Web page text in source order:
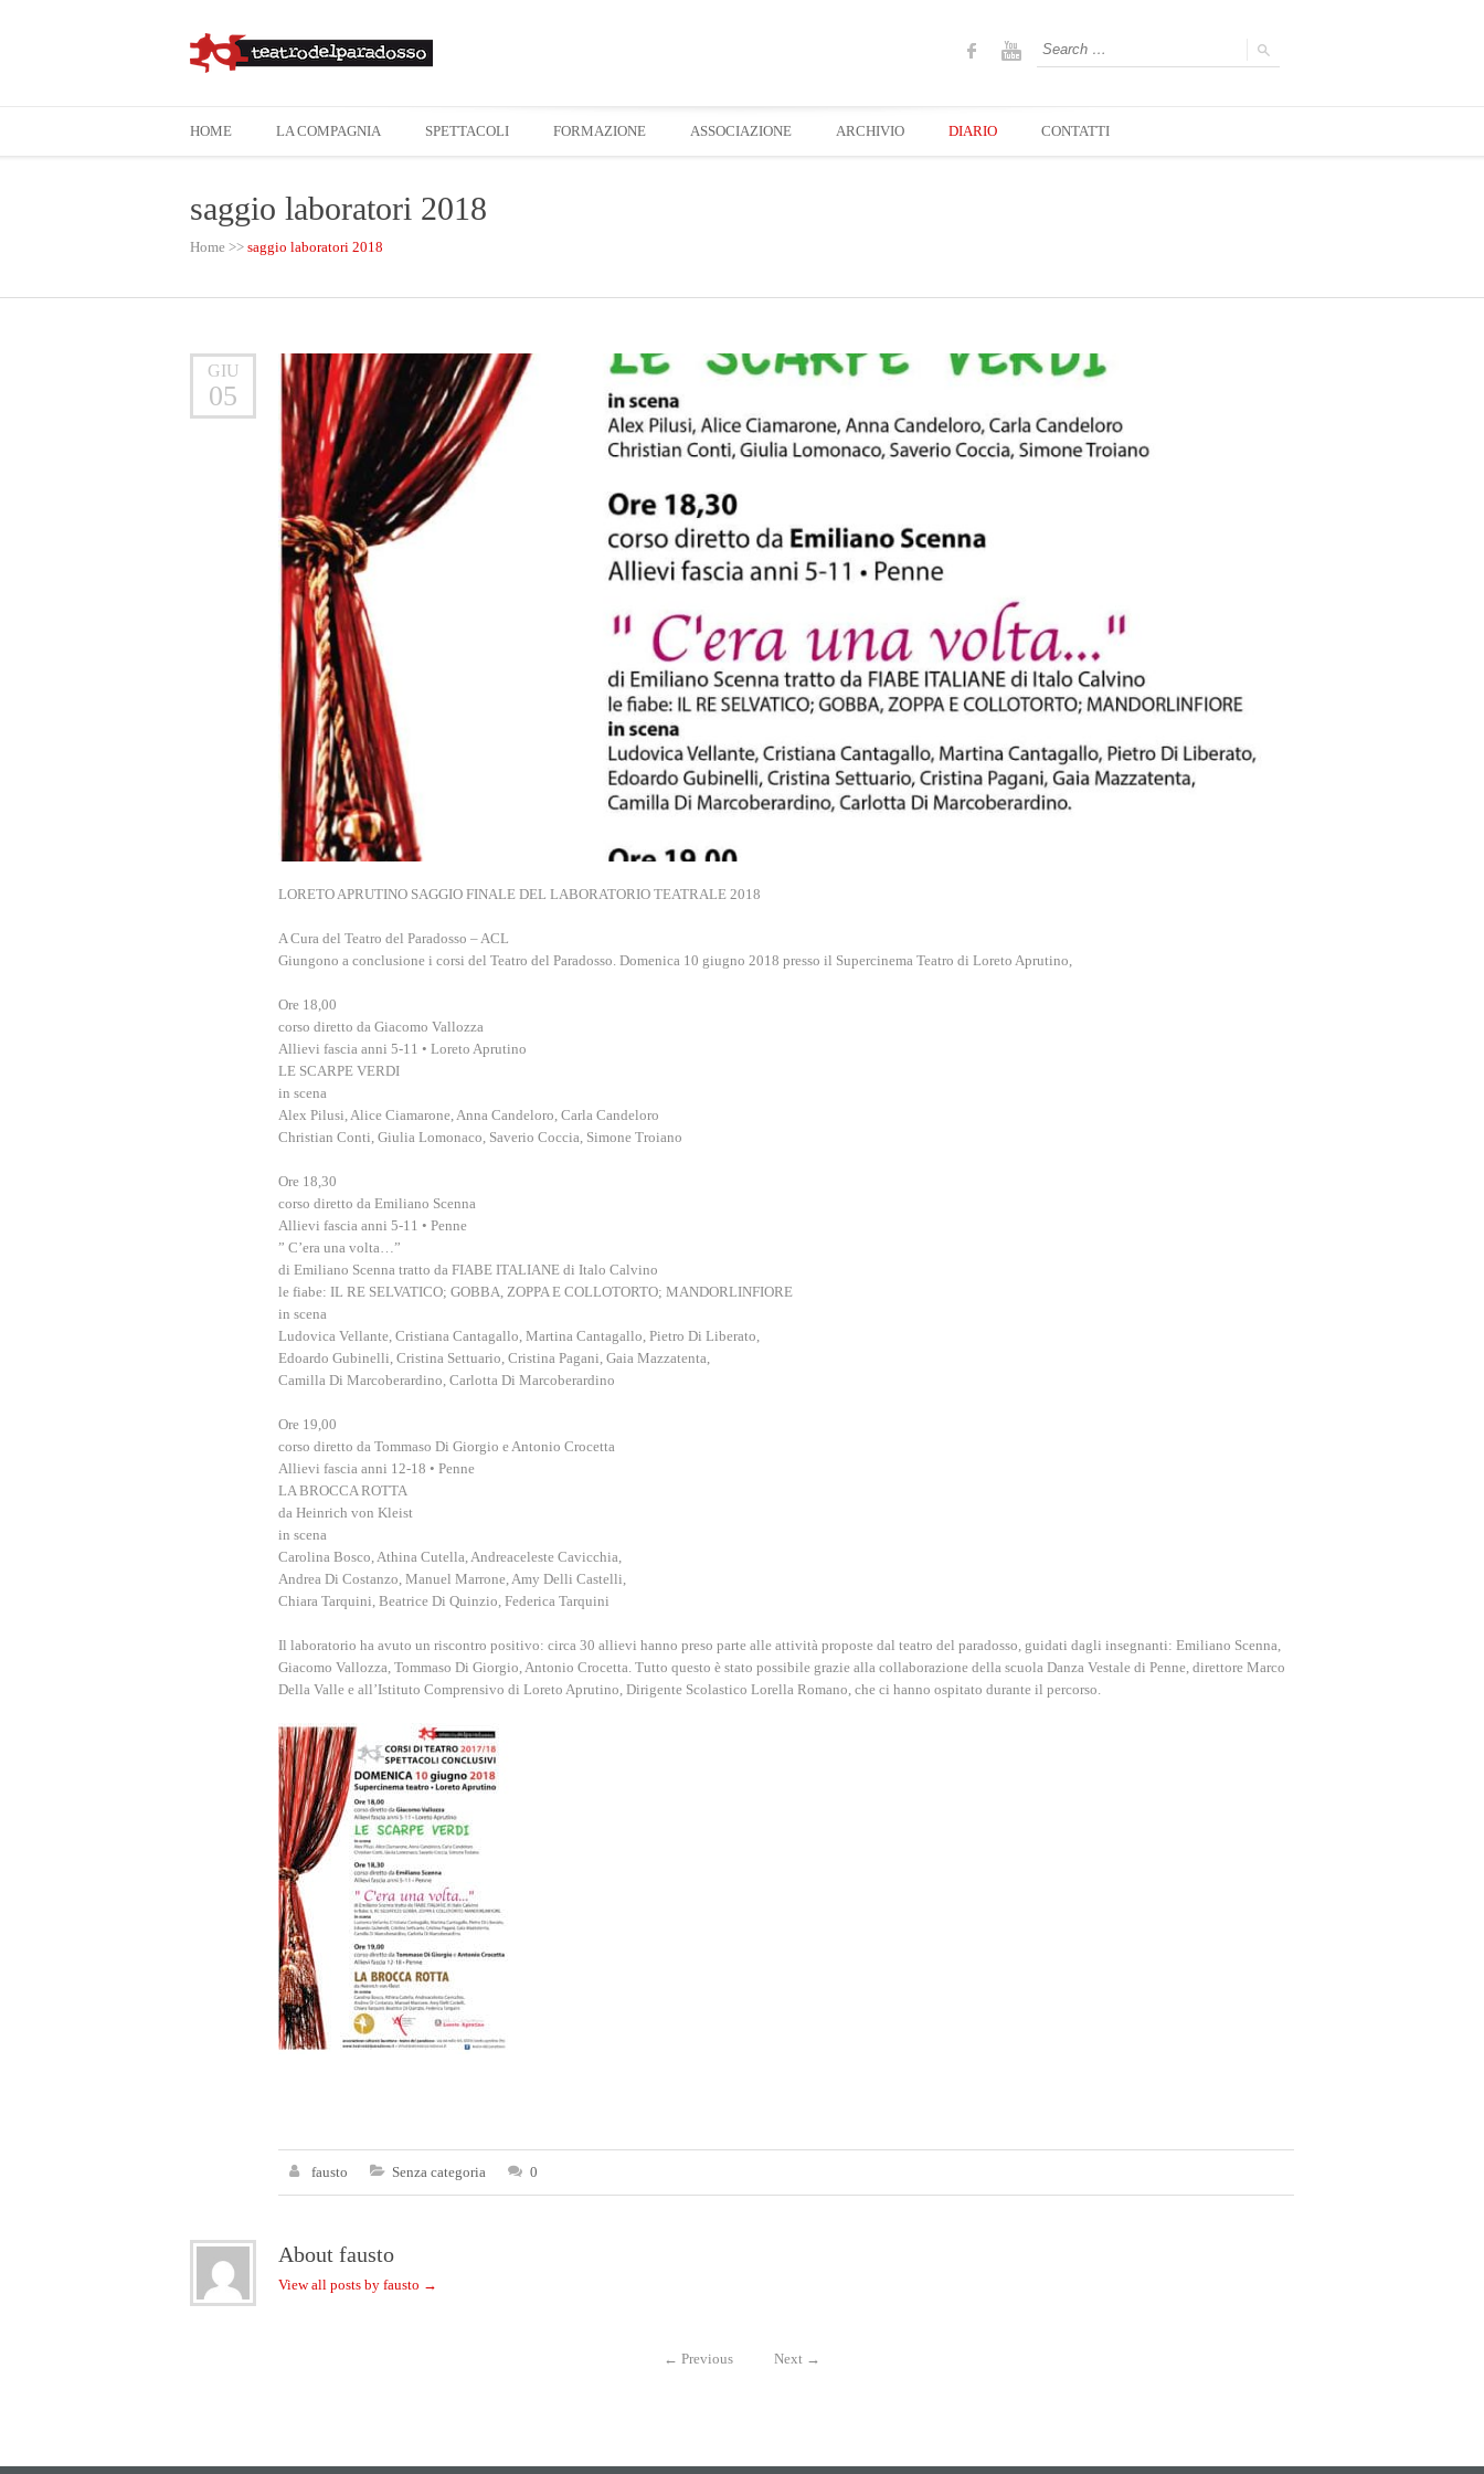
HOME LA COMPAGNIA SPETTACOLI FORMAZIONE ASSOCIAZIONE ARCHIVIO DIARIO CONTATTI
saggio laboratori 2018
Home >> saggio laboratori 2018
GIU
05
LORETO APRUTINO SAGGIO FINALE DEL LABORATORIO TEATRALE 2018
A Cura del Teatro del Paradosso – ACL
Giungono a conclusione i corsi del Teatro del Paradosso. Domenica 10 giugno 2018 presso il Supercinema Teatro di Loreto Aprutino,
Ore 18,00
corso diretto da Giacomo Vallozza
Allievi fascia anni 5-11 • Loreto Aprutino
LE SCARPE VERDI
in scena
Alex Pilusi, Alice Ciamarone, Anna Candeloro, Carla Candeloro
Christian Conti, Giulia Lomonaco, Saverio Coccia, Simone Troiano
Ore 18,30
corso diretto da Emiliano Scenna
Allievi fascia anni 5-11 • Penne
” C’era una volta…”
di Emiliano Scenna tratto da FIABE ITALIANE di Italo Calvino
le fiabe: IL RE SELVATICO; GOBBA, ZOPPA E COLLOTORTO; MANDORLINFIORE
in scena
Ludovica Vellante, Cristiana Cantagallo, Martina Cantagallo, Pietro Di Liberato,
Edoardo Gubinelli, Cristina Settuario, Cristina Pagani, Gaia Mazzatenta,
Camilla Di Marcoberardino, Carlotta Di Marcoberardino
Ore 19,00
corso diretto da Tommaso Di Giorgio e Antonio Crocetta
Allievi fascia anni 12-18 • Penne
LA BROCCA ROTTA
da Heinrich von Kleist
in scena
Carolina Bosco, Athina Cutella, Andreaceleste Cavicchia,
Andrea Di Costanzo, Manuel Marrone, Amy Delli Castelli,
Chiara Tarquini, Beatrice Di Quinzio, Federica Tarquini
Il laboratorio ha avuto un riscontro positivo: circa 30 allievi hanno preso parte alle attività proposte dal teatro del paradosso, guidati dagli insegnanti: Emiliano Scenna,
Giacomo Vallozza, Tommaso Di Giorgio, Antonio Crocetta. Tutto questo è stato possibile grazie alla collaborazione della scuola Danza Vestale di Penne, direttore Marco
Della Valle e all’Istituto Comprensivo di Loreto Aprutino, Dirigente Scolastico Lorella Romano, che ci hanno ospitato durante il percorso.
fausto Senza categoria 0
About fausto
View all posts by fausto →
← Previous Next →